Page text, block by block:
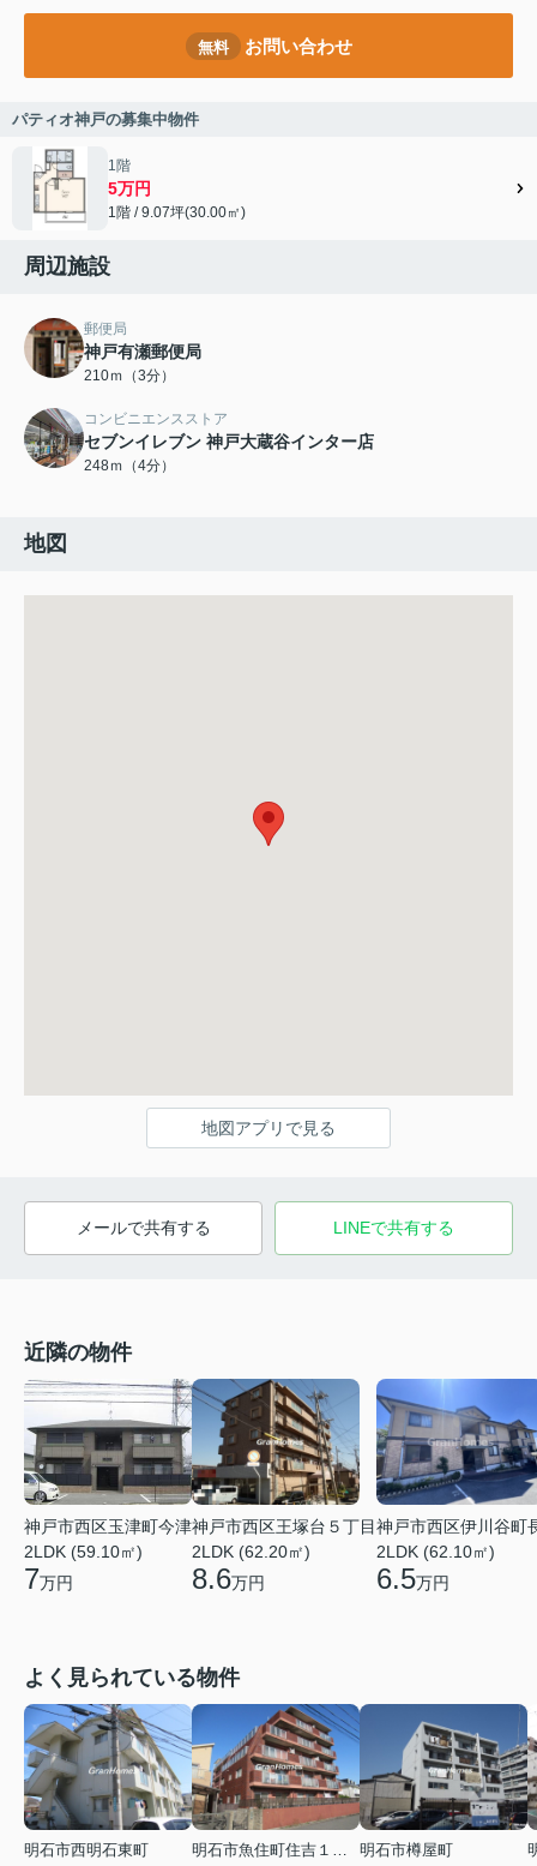
無料 お問い合わせ
パティオ神戸の募集中物件
1階
5万円
1階 / 9.07坪(30.00㎡)
周辺施設
郵便局
神戸有瀬郵便局
210ｍ（3分）
コンビニエンスストア
セブンイレブン 神戸大蔵谷インター店
248ｍ（4分）
地図
地図アプリで見る
メールで共有する LINEで共有する
近隣の物件
神戸市西区玉津町今津
2LDK (59.10㎡)
7万円
神戸市西区王塚台５丁目
2LDK (62.20㎡)
8.6万円
神戸市西区伊川谷町
2LDK (62.10㎡)
6.5万円
よく見られている物件
明石市西明石東町
明石市樽屋町